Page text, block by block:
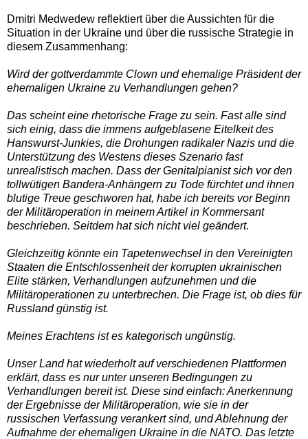
Dmitri Medwedew reflektiert über die Aussichten für die
Situation in der Ukraine und über die russische Strategie in
diesem Zusammenhang:
Wird der gottverdammte Clown und ehemalige Präsident der
ehemaligen Ukraine zu Verhandlungen gehen?
Das scheint eine rhetorische Frage zu sein. Fast alle sind
sich einig, dass die immens aufgeblasene Eitelkeit des
Hanswurst-Junkies, die Drohungen radikaler Nazis und die
Unterstützung des Westens dieses Szenario fast
unrealistisch machen. Dass der Genitalpianist sich vor den
tollwütigen Bandera-Anhängern zu Tode fürchtet und ihnen
blutige Treue geschworen hat, habe ich bereits vor Beginn
der Militäroperation in meinem Artikel in Kommersant
beschrieben. Seitdem hat sich nicht viel geändert.
Gleichzeitig könnte ein Tapetenwechsel in den Vereinigten
Staaten die Entschlossenheit der korrupten ukrainischen
Elite stärken, Verhandlungen aufzunehmen und die
Militäroperationen zu unterbrechen. Die Frage ist, ob dies für
Russland günstig ist.
Meines Erachtens ist es kategorisch ungünstig.
Unser Land hat wiederholt auf verschiedenen Plattformen
erklärt, dass es nur unter unseren Bedingungen zu
Verhandlungen bereit ist. Diese sind einfach: Anerkennung
der Ergebnisse der Militäroperation, wie sie in der
russischen Verfassung verankert sind, und Ablehnung der
Aufnahme der ehemaligen Ukraine in die NATO. Das letzte